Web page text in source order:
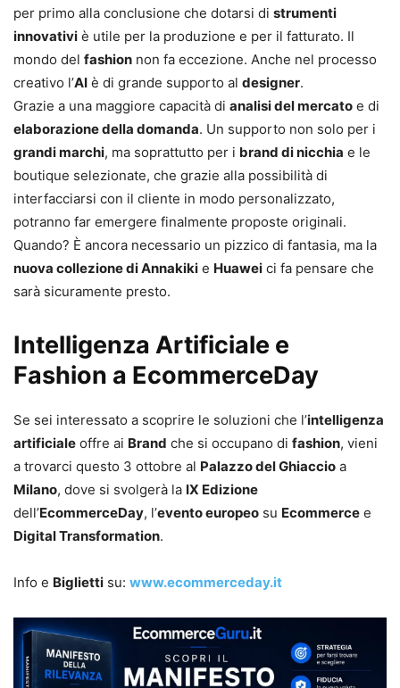
per primo alla conclusione che dotarsi di strumenti
innovativi è utile per la produzione e per il fatturato. Il
mondo del fashion non fa eccezione. Anche nel processo
creativo l’AI è di grande supporto al designer.
Grazie a una maggiore capacità di analisi del mercato e di
elaborazione della domanda. Un supporto non solo per i
grandi marchi, ma soprattutto per i brand di nicchia e le
boutique selezionate, che grazie alla possibilità di
interfacciarsi con il cliente in modo personalizzato,
potranno far emergere finalmente proposte originali.
Quando? È ancora necessario un pizzico di fantasia, ma la
nuova collezione di Annakiki e Huawei ci fa pensare che
sarà sicuramente presto.
Intelligenza Artificiale e
Fashion a EcommerceDay
Se sei interessato a scoprire le soluzioni che l’intelligenza
artificiale offre ai Brand che si occupano di fashion, vieni
a trovarci questo 3 ottobre al Palazzo del Ghiaccio a
Milano, dove si svolgerà la IX Edizione
dell’EcommerceDay, l’evento europeo su Ecommerce e
Digital Transformation.
Info e Biglietti su: www.ecommerceday.it